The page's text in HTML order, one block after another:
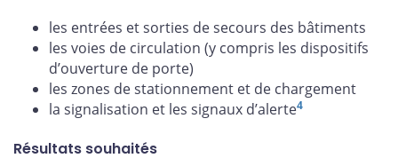
les entrées et sorties de secours des bâtiments
les voies de circulation (y compris les dispositifs
d’ouverture de porte)
les zones de stationnement et de chargement
la signalisation et les signaux d’alerte4
Résultats souhaités